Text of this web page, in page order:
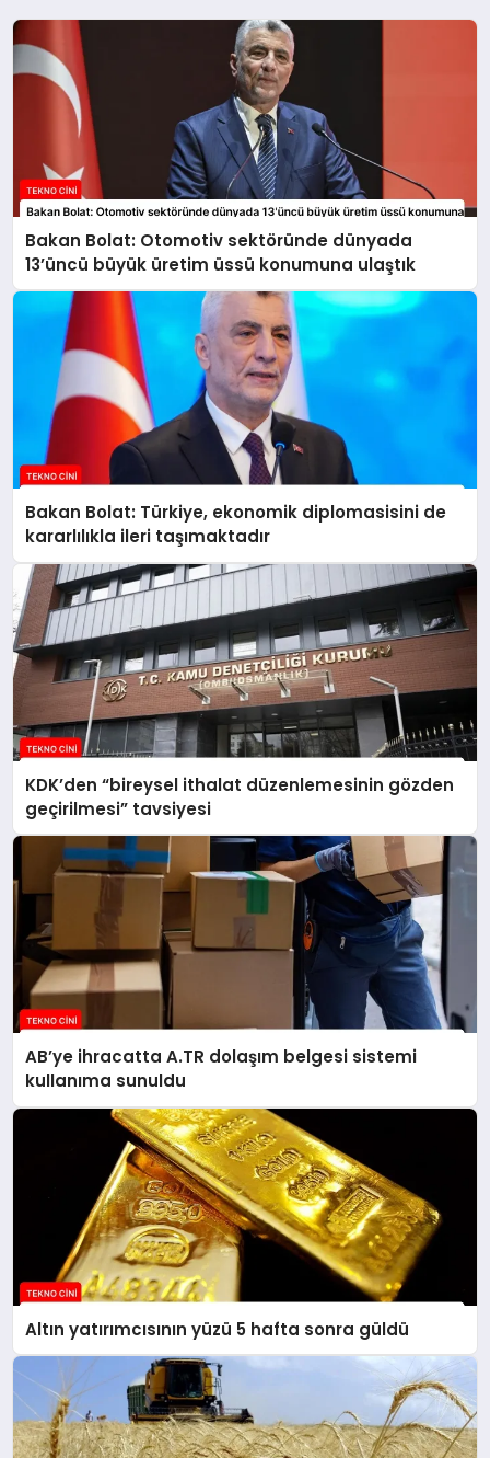
Bakan Bolat: Otomotiv sektöründe dünyada
13’üncü büyük üretim üssü konumuna ulaştık
Bakan Bolat: Türkiye, ekonomik diplomasisini de
kararlılıkla ileri taşımaktadır
KDK’den “bireysel ithalat düzenlemesinin gözden
geçirilmesi” tavsiyesi
AB’ye ihracatta A.TR dolaşım belgesi sistemi
kullanıma sunuldu
Altın yatırımcısının yüzü 5 hafta sonra güldü